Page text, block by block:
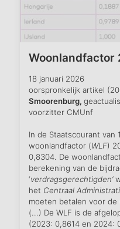
Woonlandfactor
18 januari 2026
oorspronkelijk artikel
Smoorenburg,
voorzitter CMUnf
In de Staatscourant van
woonlandfactor (WLF)
0,8304. De
berekening van de
‘verdragsgerechtigden’
het Centraal
moeten betalen voor de
(...) De WLF is de
(2023: 0,8614 en 2024: